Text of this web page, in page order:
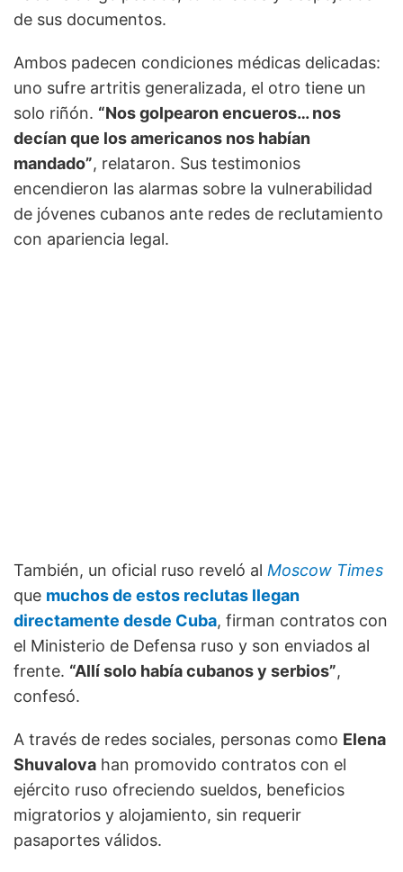
de sus documentos.
Ambos padecen condiciones médicas delicadas:
uno sufre artritis generalizada, el otro tiene un
solo riñón. “Nos golpearon encueros… nos
decían que los americanos nos habían
mandado”, relataron. Sus testimonios
encendieron las alarmas sobre la vulnerabilidad
de jóvenes cubanos ante redes de reclutamiento
con apariencia legal.
También, un oficial ruso reveló al Moscow Times
que muchos de estos reclutas llegan
directamente desde Cuba, firman contratos con
el Ministerio de Defensa ruso y son enviados al
frente. “Allí solo había cubanos y serbios”,
confesó.
A través de redes sociales, personas como Elena
Shuvalova han promovido contratos con el
ejército ruso ofreciendo sueldos, beneficios
migratorios y alojamiento, sin requerir
pasaportes válidos.